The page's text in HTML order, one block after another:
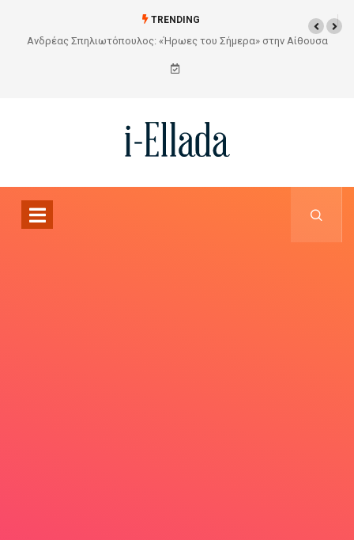
TRENDING
Από το Σχέδιο στην Πραγματικότητα